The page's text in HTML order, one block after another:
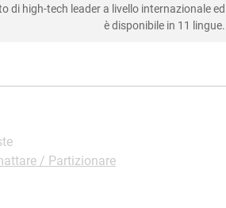
di high-tech leader a livello internazionale ed
è disponibile in 11 lingue.
/ Partizionare